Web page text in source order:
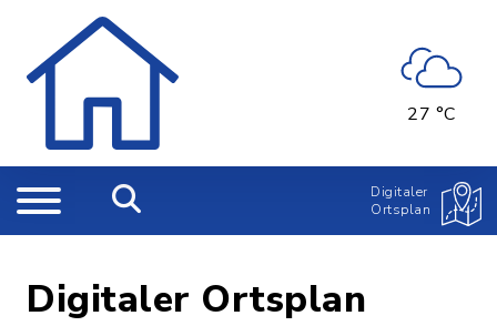
27 °C
Digitaler
Ortsplan
Digitaler Ortsplan